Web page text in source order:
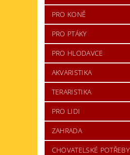
PRO KONĚ
PRO PTÁKY
PRO HLODAVCE
AKVARISTIKA
TERARISTIKA
PRO LIDI
ZAHRADA
CHOVATELSKÉ POTŘEBY